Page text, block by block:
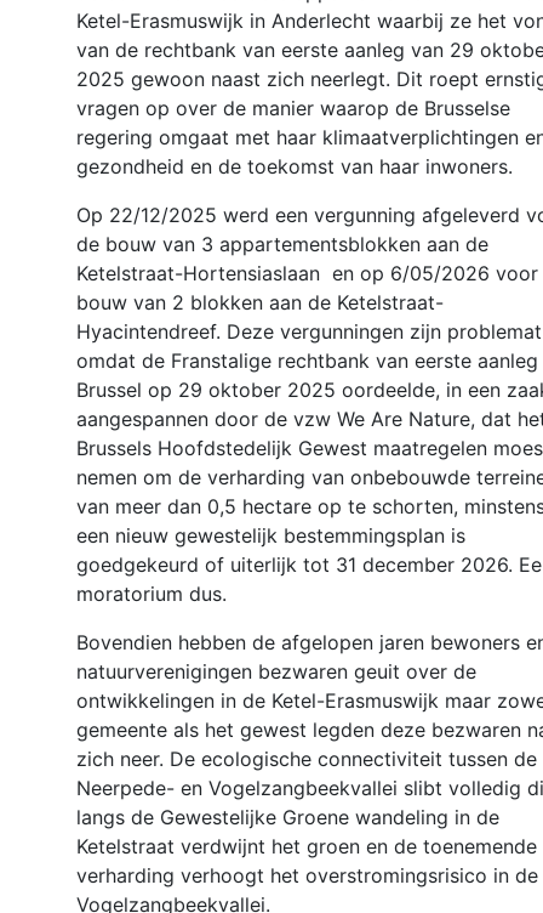
Ketel-Erasmuswijk in Anderlecht waarbij ze het
van de rechtbank van eerste aanleg van 29
2025 gewoon naast zich neerlegt. Dit roept
vragen op over de manier waarop de Brusselse
regering omgaat met haar klimaatverplichtingen
gezondheid en de toekomst van haar inwoners.
Op 22/12/2025 werd een vergunning afgeleverd
de bouw van 3 appartementsblokken aan de
Ketelstraat-Hortensiaslaan ​ en op 6/05/2026 voor
bouw van 2 blokken aan de Ketelstraat-
Hyacintendreef. Deze vergunningen zijn
omdat de Franstalige rechtbank van eerste aanleg
Brussel op 29 oktober 2025 oordeelde, in een
aangespannen door de vzw We Are Nature, dat
Brussels Hoofdstedelijk Gewest maatregelen
nemen om de verharding van onbebouwde
van meer dan 0,5 hectare op te schorten,
een nieuw gewestelijk bestemmingsplan is
goedgekeurd of uiterlijk tot 31 december 2026.
moratorium dus.
Bovendien hebben de afgelopen jaren bewoners
natuurverenigingen bezwaren geuit over de
ontwikkelingen in de Ketel-Erasmuswijk maar
gemeente als het gewest legden deze bezwaren
zich neer. De ecologische connectiviteit tussen de
Neerpede- en Vogelzangbeekvallei slibt volledig
langs de Gewestelijke Groene wandeling in de
Ketelstraat verdwijnt het groen en de toenemende
verharding verhoogt het overstromingsrisico in de
Vogelzangbeekvallei.